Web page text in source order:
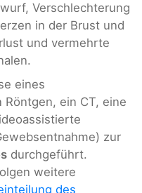
Verschlechterung
in der Brust und
und vermehrte
eines
ein CT, eine
zur
durchgeführt.
weitere
des